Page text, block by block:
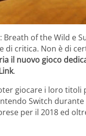
of the Wild e
di critica. Non è di
il nuovo gioco
.
giocare i loro titoli
Switch
per il 2018 ed